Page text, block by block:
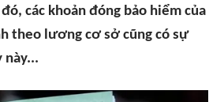
các khoản đóng bảo hiểm của
theo lương cơ sở cũng có sự
này...